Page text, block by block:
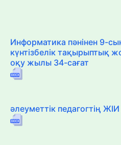
Информатика пәнінен 9-
күнтізбелік тақырыптық
оқу жылы 34-сағат
әлеуметтік педагогтің